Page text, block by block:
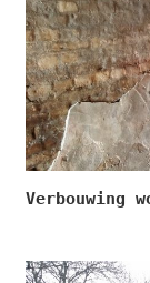
Verbouwing